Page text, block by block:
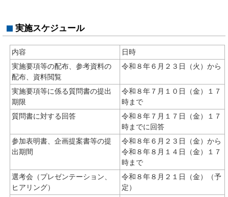
実施スケジュール
内容
日時
実施要項等の配布、参考資料の
配布、資料閲覧
令和８年６月２３日（火）から
実施要項等に係る質問書の提出
期限
令和８年７月１０日（金）１７
時まで
質問書に対する回答
令和８年７月１７日（金）１７
時までに回答
参加表明書、企画提案書等の提
出期間
令和８年６月２３日（金）から
令和８年８月１４日（金）１７
時まで
選考会（プレゼンテーション、
ヒアリング）
令和８年８月２１日（金）（予
定）